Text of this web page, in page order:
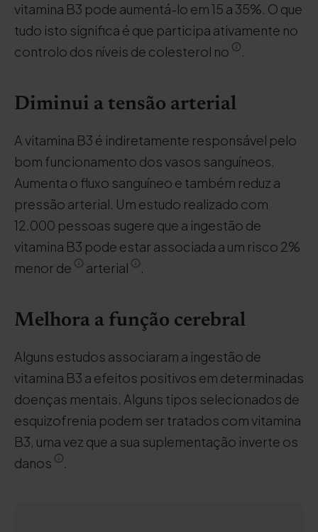
vitamina B3 pode aumentá-lo em 15 a 35%. O que
tudo isto significa é que participa ativamente no
controlo dos níveis de colesterol no
.
Diminui a tensão arterial
A vitamina B3 é indiretamente responsável pelo
bom funcionamento dos vasos sanguíneos.
Aumenta o fluxo sanguíneo e também reduz a
pressão arterial. Um estudo realizado com
12.000 pessoas sugere que a ingestão de
vitamina B3 pode estar associada a um risco 2%
menor de
arterial .
Melhora a função cerebral
Alguns estudos associaram a ingestão de
vitamina B3 a efeitos positivos em determinadas
doenças mentais. Alguns tipos selecionados de
esquizofrenia podem ser tratados com vitamina
B3, uma vez que a sua suplementação inverte os
danos
.